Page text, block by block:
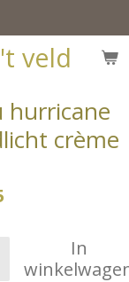
veld
hurricane
crème
In